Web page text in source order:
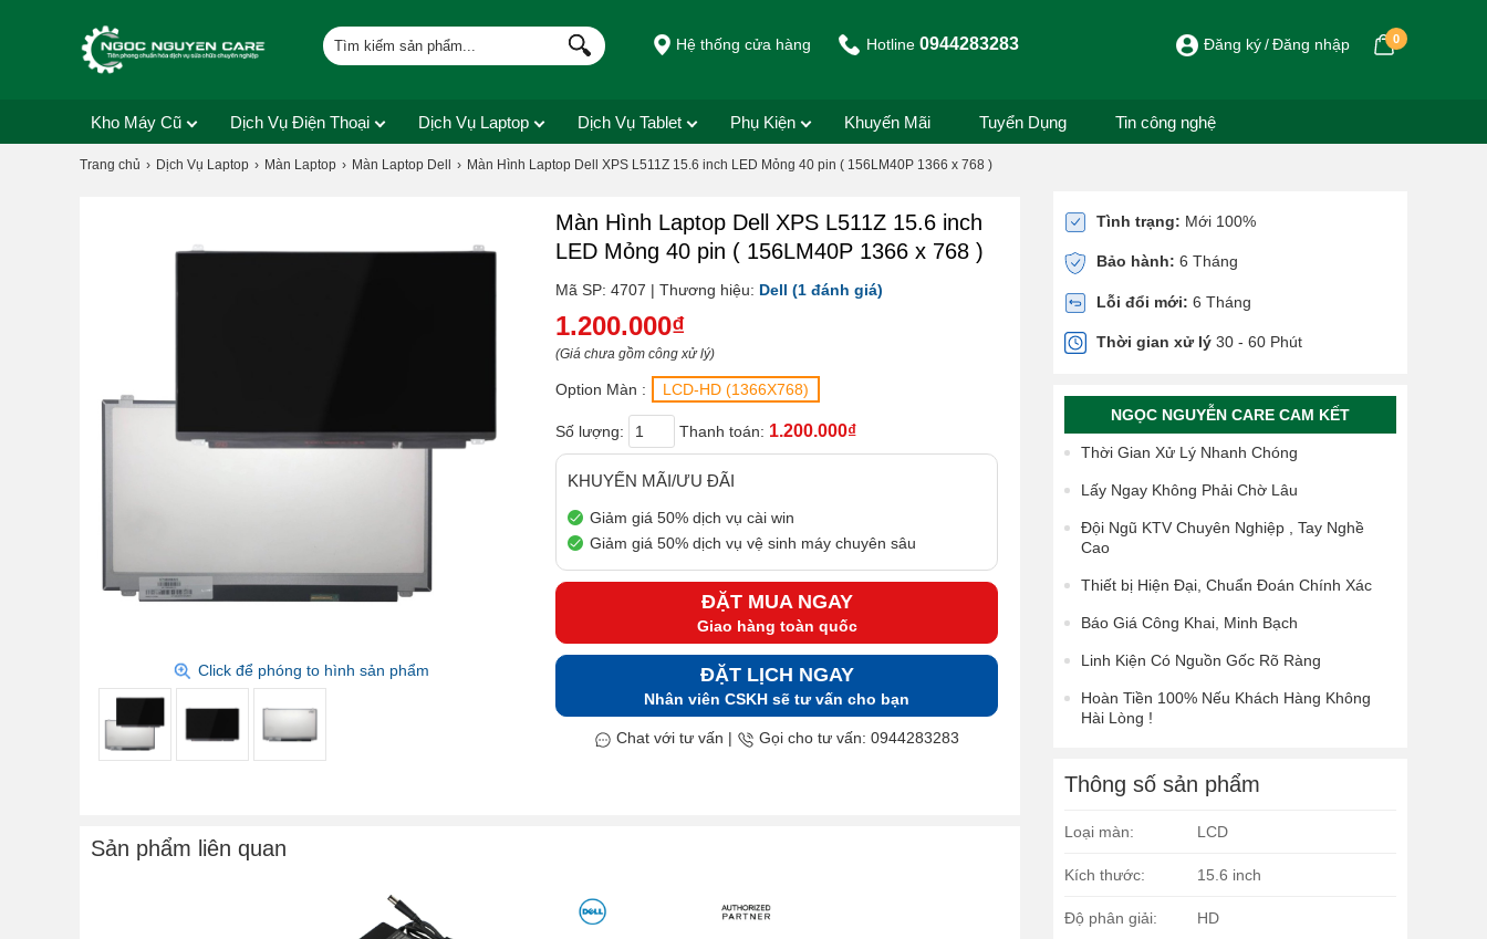
Hệ thống cửa hàng Hotline0944283283 Đăng ký Đăng nhập 0
Kho Máy Cũ Dịch Vụ Điện Thoại Dịch Vụ Laptop Dịch Vụ Tablet Phụ Kiện Khuyến Mãi Tuyển Dụng Tin công nghệ
Trang chủ Dịch Vụ Laptop Màn Laptop Màn Laptop Dell Màn Hình Laptop Dell XPS L511Z 15.6 inch LED Mỏng 40 pin ( 156LM40P 1366 x 768 )
Click để phóng to hình sản phẩm
Màn Hình Laptop Dell XPS L511Z 15.6 inch
LED Mỏng 40 pin ( 156LM40P 1366 x 768 )
Mã SP: 4707 | Thương hiệu: Dell (1 đánh giá)
1.200.000₫
(Giá chưa gồm công xử lý)
Option Màn : LCD-HD (1366X768)
Số lượng: Thanh toán: 1.200.000₫
KHUYẾN MÃI/ƯU ĐÃI
Giảm giá 50% dịch vụ cài win
Giảm giá 50% dịch vụ vệ sinh máy chuyên sâu
ĐẶT MUA NGAY
Giao hàng toàn quốc
ĐẶT LỊCH NGAY
Nhân viên CSKH sẽ tư vấn cho bạn
Chat với tư vấn | Gọi cho tư vấn: 0944283283
Sản phẩm liên quan
Tình trạng: Mới 100%
Bảo hành: 6 Tháng
Lỗi đổi mới: 6 Tháng
Thời gian xử lý 30 - 60 Phút
NGỌC NGUYỄN CARE CAM KẾT
Thời Gian Xử Lý Nhanh Chóng
Lấy Ngay Không Phải Chờ Lâu
Đội Ngũ KTV Chuyên Nghiệp , Tay Nghề
Cao
Thiết bị Hiện Đại, Chuẩn Đoán Chính Xác
Báo Giá Công Khai, Minh Bạch
Linh Kiện Có Nguồn Gốc Rõ Ràng
Hoàn Tiền 100% Nếu Khách Hàng Không
Hài Lòng !
Thông số sản phẩm
Loại màn: LCD
Kích thước: 15.6 inch
Độ phân giải: HD